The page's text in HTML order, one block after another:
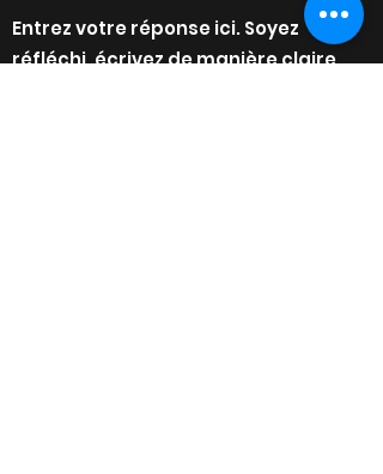
Entrez votre réponse ici. Soyez
réfléchi, écrivez de manière claire